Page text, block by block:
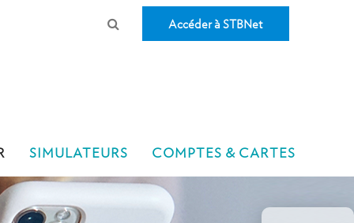
Accéder à STBNet
SIMULATEURS COMPTES & CARTES